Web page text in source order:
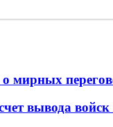
о мирных
вывода войск